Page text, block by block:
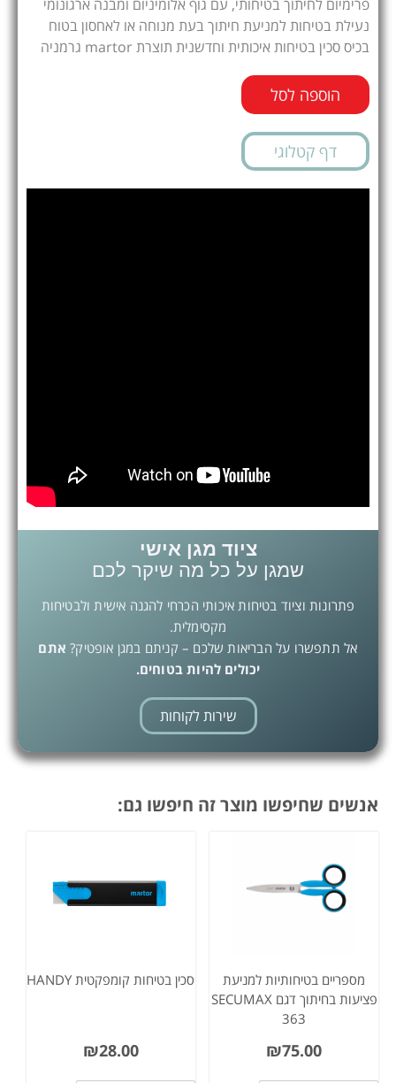
פרימיום לחיתוך בטיחותי, עם גוף אלומיניום ומבנה ארגונומי
נעילת בטיחות למניעת חיתוך בעת מנוחה או לאחסון בטוח
בכיס סכין בטיחות איכותית וחדשנית תוצרת martor גרמניה
הוספה לסל
דף קטלוגי
ציוד מגן אישי
שמגן על כל מה שיקר לכם
פתרונות וציוד בטיחות איכותי הכרחי להגנה אישית ולבטיחות
מקסימלית.
אל תתפשרו על הבריאות שלכם – קניתם במגן אופטיק? אתם
יכולים להיות בטוחים.
שירות לקוחות
אנשים שחיפשו מוצר זה חיפשו גם:
מספריים בטיחותיות למניעת
פציעות בחיתוך דגם SECUMAX
363
₪75.00
סכין בטיחות קומפקטית HANDY
₪28.00